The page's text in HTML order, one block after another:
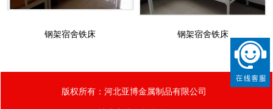
钢架宿舍铁床 钢架宿舍铁床
版权所有：河北亚博金属制品有限公司